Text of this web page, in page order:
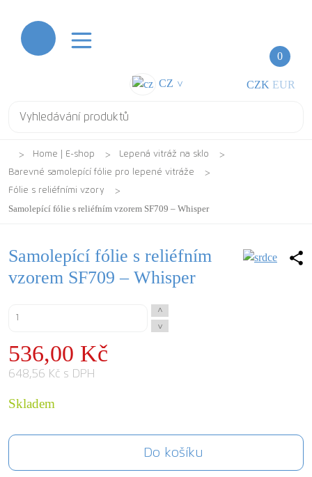
0
CZ > CZK EUR
Home | E-shop
Lepená vitráž na sklo
Barevné samolepící fólie pro lepené vitráže
Fólie s reliéfními vzory
Samolepící fólie s reliéfním vzorem SF709 – Whisper
Samolepící fólie s reliéfním
vzorem SF709 – Whisper
^
^
536,00 Kč
648,56 Kč s DPH
Skladem
Do košíku